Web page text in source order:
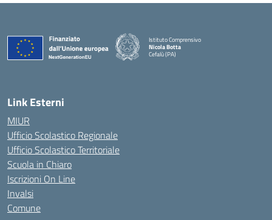
Istituto Comprensivo
Nicola Botta
Cefalù (PA)
Link Esterni
MIUR
Ufficio Scolastico Regionale
Ufficio Scolastico Territoriale
Scuola in Chiaro
Iscrizioni On Line
Invalsi
Comune